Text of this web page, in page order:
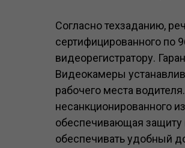
Согласно техзаданию,
сертифицированного по
видеорегистратору.
Видеокамеры
рабочего места
несанкционированного
обеспечивающая защиту
обеспечивать удобный